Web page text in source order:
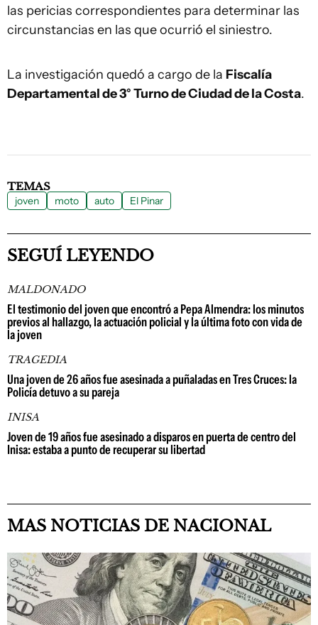
las pericias correspondientes para determinar las
circunstancias en las que ocurrió el siniestro.
La investigación quedó a cargo de la Fiscalía
Departamental de 3° Turno de Ciudad de la Costa.
TEMAS
joven moto auto El Pinar
SEGUÍ LEYENDO
MALDONADO
El testimonio del joven que encontró a Pepa Almendra: los minutos
previos al hallazgo, la actuación policial y la última foto con vida de
la joven
TRAGEDIA
Una joven de 26 años fue asesinada a puñaladas en Tres Cruces: la
Policía detuvo a su pareja
INISA
Joven de 19 años fue asesinado a disparos en puerta de centro del
Inisa: estaba a punto de recuperar su libertad
MAS NOTICIAS DE NACIONAL